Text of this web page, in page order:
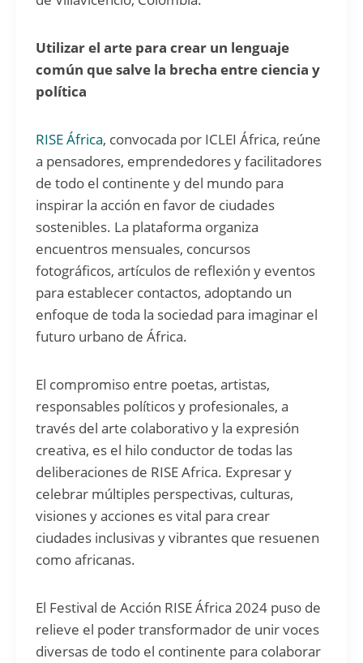
Utilizar el arte para crear un lenguaje
común que salve la brecha entre ciencia y
política
RISE África, convocada por ICLEI África, reúne
a pensadores, emprendedores y facilitadores
de todo el continente y del mundo para
inspirar la acción en favor de ciudades
sostenibles. La plataforma organiza
encuentros mensuales, concursos
fotográficos, artículos de reflexión y eventos
para establecer contactos, adoptando un
enfoque de toda la sociedad para imaginar el
futuro urbano de África.
El compromiso entre poetas, artistas,
responsables políticos y profesionales, a
través del arte colaborativo y la expresión
creativa, es el hilo conductor de todas las
deliberaciones de RISE Africa. Expresar y
celebrar múltiples perspectivas, culturas,
visiones y acciones es vital para crear
ciudades inclusivas y vibrantes que resuenen
como africanas.
El Festival de Acción RISE África 2024 puso de
relieve el poder transformador de unir voces
diversas de todo el continente para colaborar